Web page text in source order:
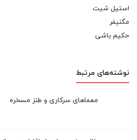
استیل شیت
مگنیفر
حکیم باشی
نوشته‌های مرتبط
معماهای سرکاری و طنز مسخره